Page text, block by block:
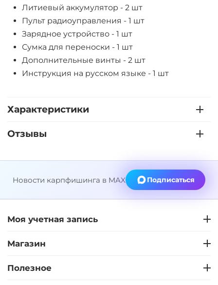
Литиевый аккумулятор - 2 шт
Пульт радиоуправления - 1 шт
Зарядное устройство - 1 шт
Сумка для переноски - 1 шт
Дополнительные винты - 2 шт
Инструкция на русском языке - 1 шт
Характеристики
Отзывы
Новости карпфишинга в MAX Подписаться
Моя учетная запись
Магазин
Полезное